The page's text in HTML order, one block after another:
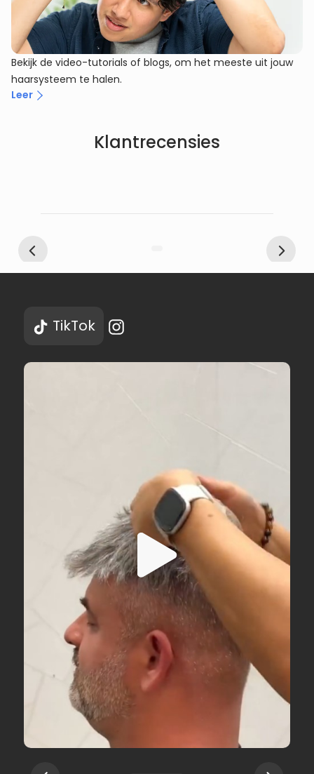
Bekijk de video-tutorials of blogs, om het meeste uit jouw
haarsysteem te halen.
Leer
Klantrecensies
TikTok